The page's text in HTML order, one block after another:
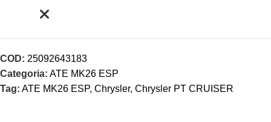
COD: 25092643183
Categoria: ATE MK26 ESP
Tag: ATE MK26 ESP, Chrysler, Chrysler PT CRUISER